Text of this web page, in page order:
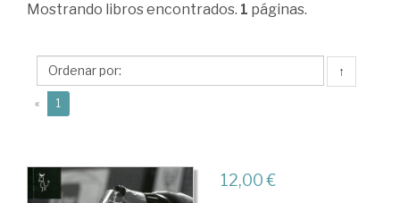
Cuesta,
de
la
Mostrando libros encontrados. 1 páginas.
↑
« 1
12,00 €